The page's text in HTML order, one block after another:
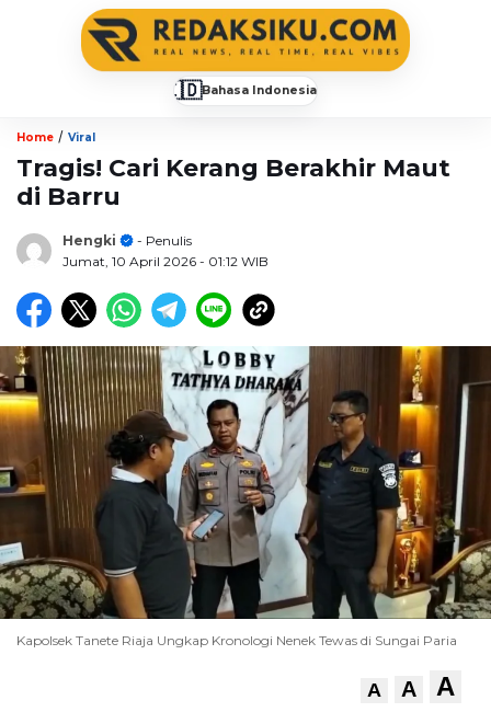
🇮🇩Bahasa Indonesia
Home / Viral
Tragis! Cari Kerang Berakhir Maut
di Barru
Hengki
- Penulis
Jumat, 10 April 2026 - 01:12 WIB
Kapolsek Tanete Riaja Ungkap Kronologi Nenek Tewas di Sungai Paria
A A A